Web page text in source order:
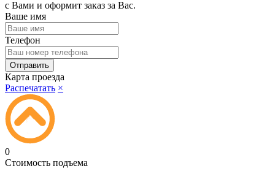
с Вами и оформит заказ за Вас.
Ваше имя
Телефон
Карта проезда
Распечатать ×
0
Стоимость подъема